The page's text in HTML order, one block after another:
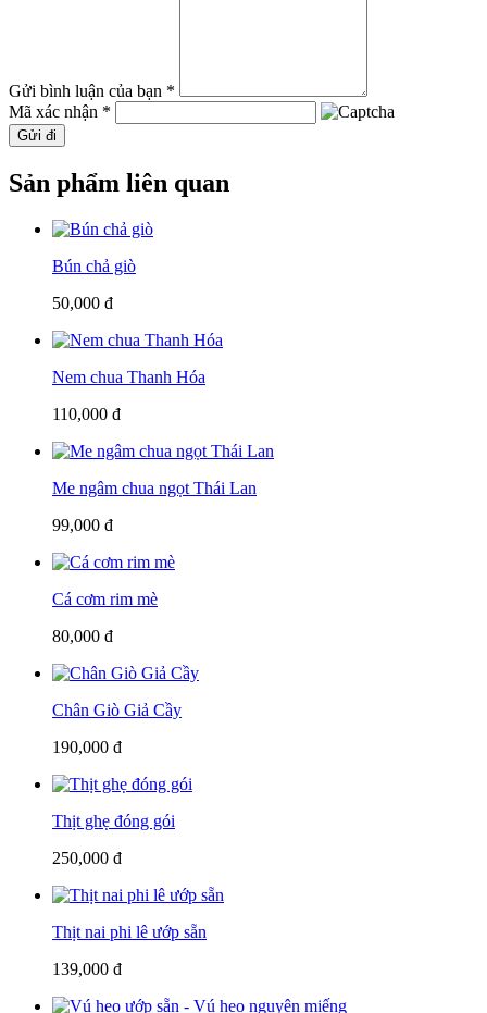
Gửi bình luận của bạn *
Mã xác nhận *
Gửi đi
Sản phẩm liên quan
Bún chả giò
50,000 đ
Nem chua Thanh Hóa
110,000 đ
Me ngâm chua ngọt Thái Lan
99,000 đ
Cá cơm rim mè
80,000 đ
Chân Giò Giả Cầy
190,000 đ
Thịt ghẹ đóng gói
250,000 đ
Thịt nai phi lê ướp sẵn
139,000 đ